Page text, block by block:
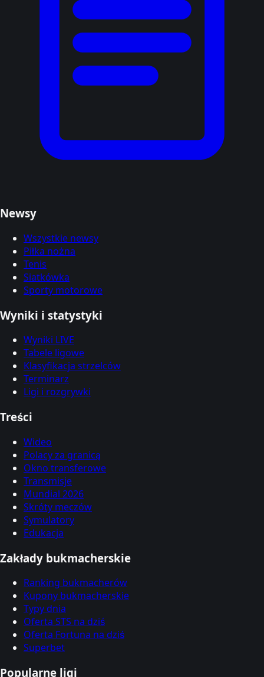
Newsy
Wszystkie newsy
Piłka nożna
Tenis
Siatkówka
Sporty motorowe
Wyniki i statystyki
Wyniki LIVE
Tabele ligowe
Klasyfikacja strzelców
Terminarz
Ligi i rozgrywki
Treści
Wideo
Polacy za granicą
Okno transferowe
Transmisje
Mundial 2026
Skróty meczów
Symulatory
Edukacja
Zakłady bukmacherskie
Ranking bukmacherów
Kupony bukmacherskie
Typy dnia
Oferta STS na dziś
Oferta Fortuna na dziś
Superbet
Popularne ligi